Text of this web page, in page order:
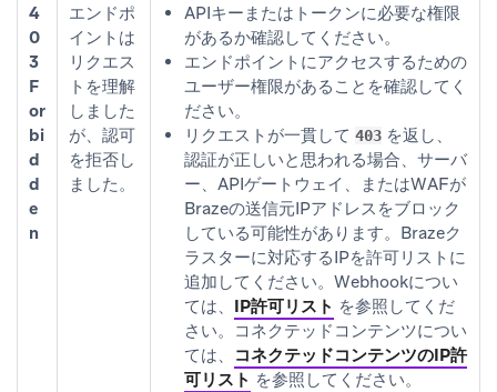
4
0
3
F
or
bi
d
d
e
n
エンドポ
イントは
リクエス
トを理解
しました
が、認可
を拒否し
ました。
APIキーまたはトークンに必要な権限
があるか確認してください。
エンドポイントにアクセスするための
ユーザー権限があることを確認してく
ださい。
リクエストが一貫して 403 を返し、
認証が正しいと思われる場合、サーバ
ー、APIゲートウェイ、またはWAFが
Brazeの送信元IPアドレスをブロック
している可能性があります。Brazeク
ラスターに対応するIPを許可リストに
追加してください。Webhookについ
ては、 IP許可リスト を参照してくだ
さい。コネクテッドコンテンツについ
ては、 コネクテッドコンテンツのIP許
可リスト を参照してください。